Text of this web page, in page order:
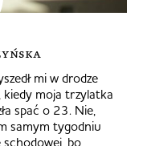
mi w drodze
kiedy moja trzylatka
spać o 23. Nie,
samym tygodniu
bo